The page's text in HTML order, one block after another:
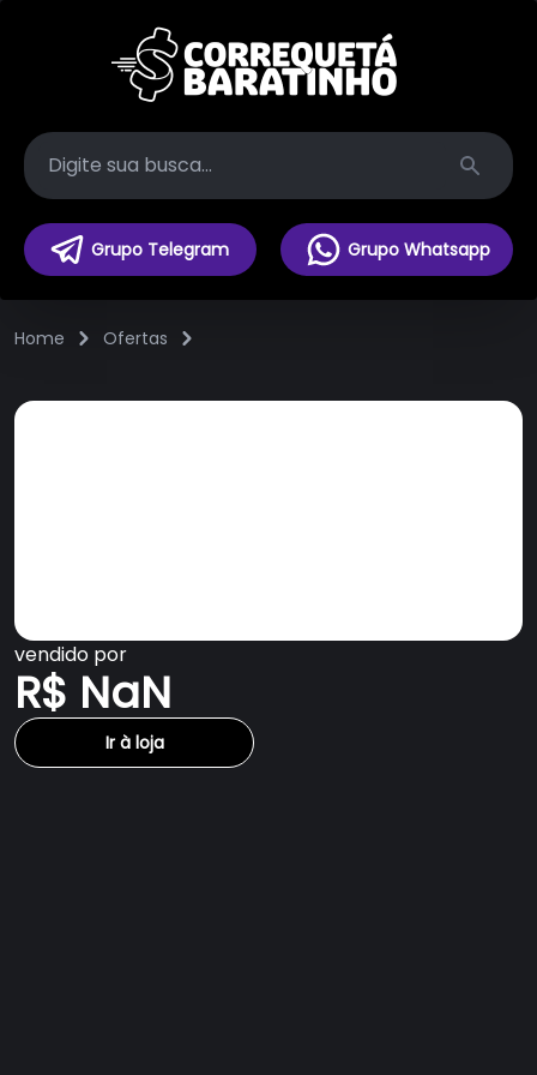
Search
Grupo Telegram Grupo Whatsapp
Home Ofertas
vendido por
R$ NaN
Ir à loja